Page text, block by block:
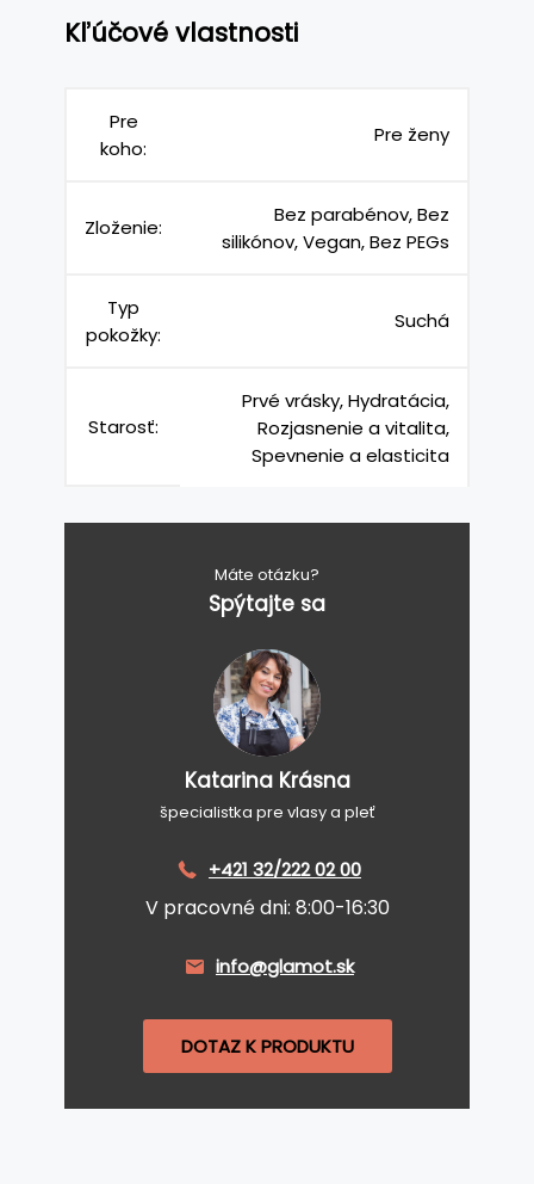
Kľúčové vlastnosti
Pre
koho:
Pre ženy
Zloženie:
Bez parabénov, Bez
silikónov, Vegan, Bez PEGs
Typ
pokožky:
Suchá
Starosť:
Prvé vrásky, Hydratácia,
Rozjasnenie a vitalita,
Spevnenie a elasticita
Máte otázku?
Spýtajte sa
Katarina Krásna
špecialistka pre vlasy a pleť
+421 32/222 02 00
V pracovné dni: 8:00-16:30
info@glamot.sk
DOTAZ K PRODUKTU